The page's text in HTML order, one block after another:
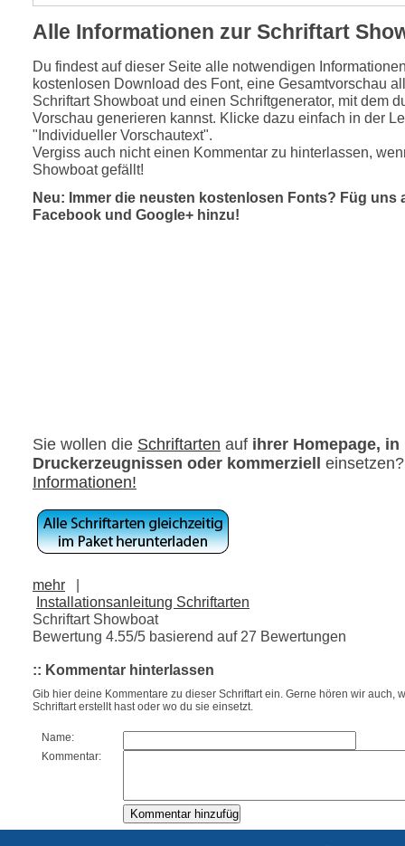
Alle Informationen zur Schriftart
Du findest auf dieser Seite alle notwendigen
kostenlosen Download des Font, eine Gesamtvorschau
Schriftart Showboat und einen Schriftgenerator, mit dem
Vorschau generieren kannst. Klicke dazu einfach in der
"Individueller Vorschautext".
Vergiss auch nicht einen Kommentar zu hinterlassen,
Showboat gefällt!
Neu: Immer die neusten kostenlosen Fonts? Füg uns
Facebook und Google+ hinzu!
Sie wollen die Schriftarten auf ihrer Homepage, in
Druckerzeugnissen oder kommerziell
Informationen!
mehr
|
Installationsanleitung Schriftarten
Schriftart Showboat
Bewertung 4.55/5 basierend auf 27 Bewertungen
:: Kommentar hinterlassen
Gib hier deine Kommentare zu dieser Schriftart ein. Gerne hören wir auch,
Schriftart erstellt hast oder wo du sie einsetzt.
Name:
Kommentar: